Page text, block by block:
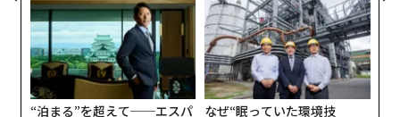
しかし、この熱意は企業規模の変化には転換されていな
い。ほとんどの大企業は数多くのパイロットプログラム
を実施している。従業員はツールを使用し、しばしば熱
心に取り組んでいるが、ROI（投資収益率）は段階的な
リアに触れる1日│CAREER S
UMMIT 2026
防災一筋20年の答え
“泊まる”を超えて──エスパ
なぜ“眠っていた環境技